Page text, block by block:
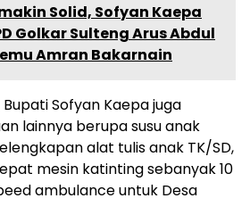
Solid, Sofyan Kaepa
Golkar Sulteng Arus Abdul
Amran Bakarnain
Sofyan Kaepa juga
lainnya berupa susu anak
alat tulis anak TK/SD,
mesin katinting sebanyak 10
ambulance untuk Desa